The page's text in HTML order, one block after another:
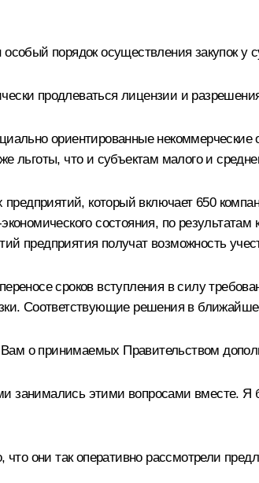
порядок осуществления закупок
продлеваться лицензии и
ориентированные
льготы, что и субъектам малого и
который включает 650
состояния, по
предприятия получат возможность
сроков вступления в силу
Соответствующие решения в
о принимаемых Правительством
этими вопросами вместе. Я
они так оперативно рассмотрели